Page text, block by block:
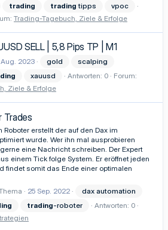
trading trading tipps
vpoc
Trading-Tagebuch, Ziele & Erfolge
SELL | 5,8 Pips TP | M1
2023 gold
scalping
xauusd Antworten: 0
Forum:
Ziele & Erfolge
Trades
Roboter erstellt der auf den Dax im
wurde. Wer ihn mal ausprobieren
eine Nachricht schreiben. Der Expert
einem Tick folge System. Er eröffnet jeden
findet somit das Ende einer optimalen
25 Sep. 2022
dax automation
trading-roboter
Antworten: 0